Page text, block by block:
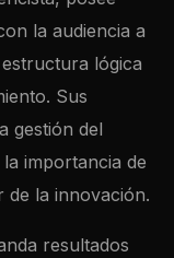
la audiencia a
lógica
Sus
gestión del
importancia de
de la innovación.
resultados